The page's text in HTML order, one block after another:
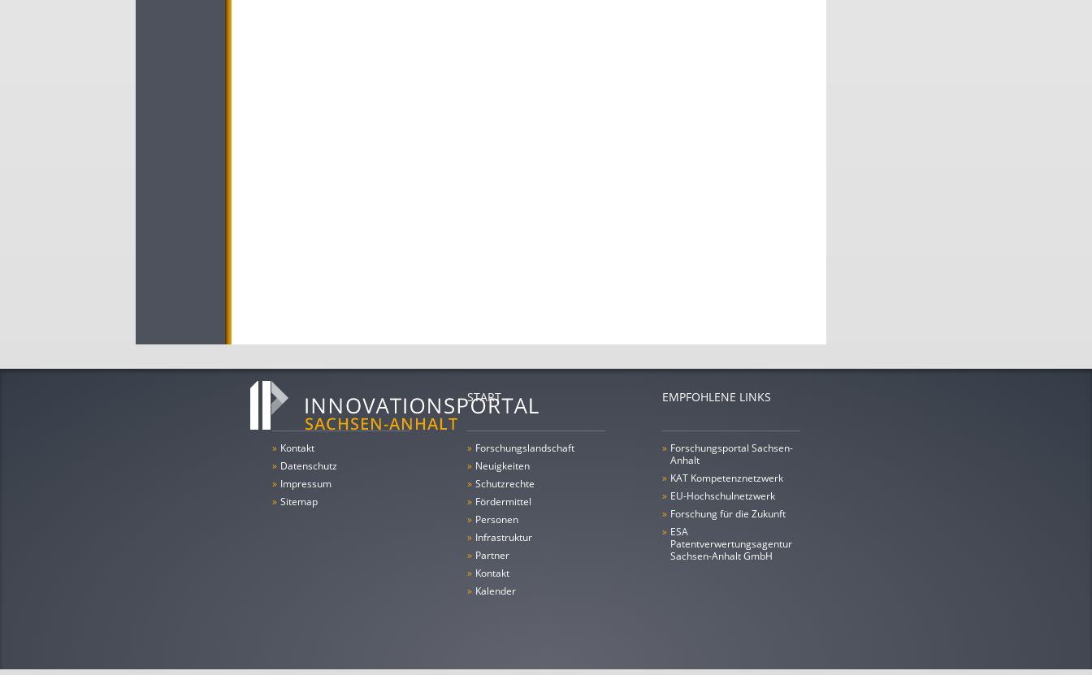
» Kontakt
» Datenschutz
» Impressum
» Sitemap
START
» Forschungs­landschaft
» Neuigkeiten
» Schutzrechte
» Fördermittel
» Personen
» Infrastruktur
» Partner
» Kontakt
» Kalender
EMPFOHLENE LINKS
» Forschungsportal Sachsen-
Anhalt
» KAT Kompetenznetzwerk
» EU-Hochschulnetzwerk
» Forschung für die Zukunft
» ESA
Patentverwertungsagentur
Sachsen-Anhalt GmbH